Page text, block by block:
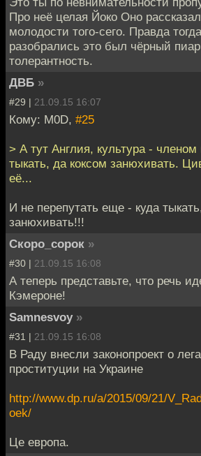
Про неё целая Йоко Оно
молодости того-сего. Правда
разобрались это был чёрный
толерантность.
ДВБ »
#29 | 21.09.15 16:07
Кому: M0D, #25
> А тут Англия, культура -
тыкать, да коксом занюхивать.
её...
И не перепутать еще - куда
занюхивать!!!
Скоро_сорок »
#30 | 21.09.15 16:08
А теперь представьте, что речь
Кэмероне!
Samnesvoy »
#31 | 21.09.15 16:08
В Раду внесли законопроект о
проституции на Украине
http://www.dp.ru/a/2015/09/21/
oek/
Це европа.